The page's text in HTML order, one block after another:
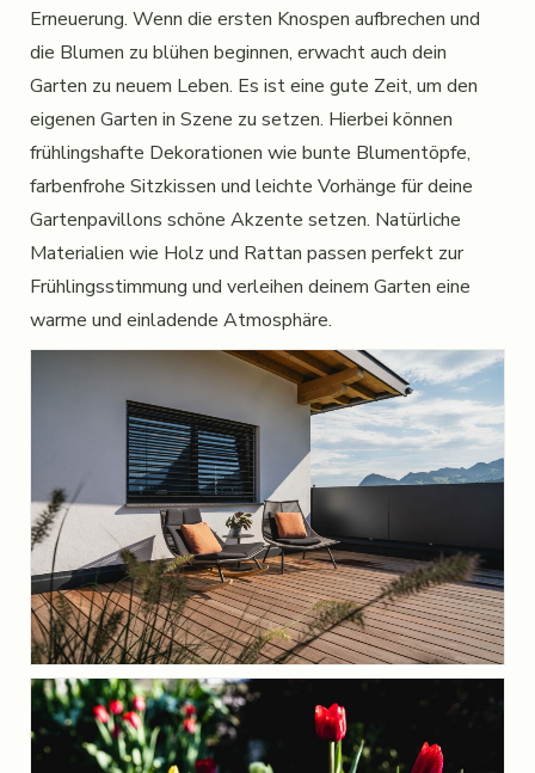
Erneuerung. Wenn die ersten Knospen aufbrechen und
die Blumen zu blühen beginnen, erwacht auch dein
Garten zu neuem Leben. Es ist eine gute Zeit, um den
eigenen Garten in Szene zu setzen. Hierbei können
frühlingshafte Dekorationen wie bunte Blumentöpfe,
farbenfrohe Sitzkissen und leichte Vorhänge für deine
Gartenpavillons schöne Akzente setzen. Natürliche
Materialien wie Holz und Rattan passen perfekt zur
Frühlingsstimmung und verleihen deinem Garten eine
warme und einladende Atmosphäre.